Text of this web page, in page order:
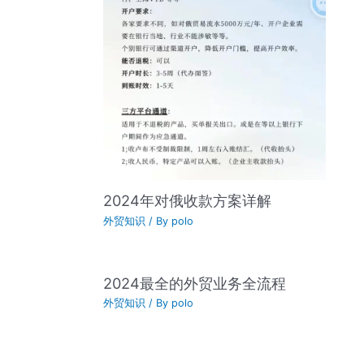
2024年对俄收款方案详解
外贸知识 / By polo
2024最全的外贸业务全流程
外贸知识 / By polo